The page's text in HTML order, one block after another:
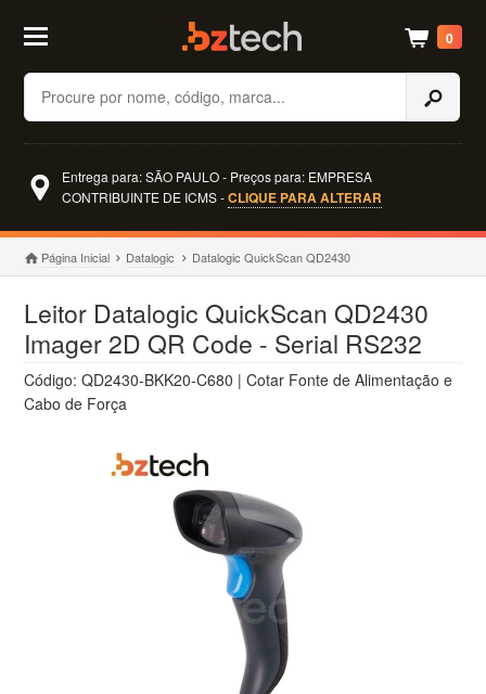
Buscar
0
Entrega para: SÃO PAULO - Preços para: EMPRESA
CONTRIBUINTE DE ICMS -CLIQUE PARA ALTERAR
Página Inicial Datalogic Datalogic QuickScan QD2430
Leitor Datalogic QuickScan QD2430
Imager 2D QR Code - Serial RS232
Código: QD2430-BKK20-C680 | Cotar Fonte de Alimentação e
Cabo de Força